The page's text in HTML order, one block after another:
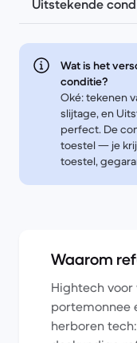
Uitstekende
Wat is het
conditie?
Oké: tekenen
slijtage, en
perfect. De
toestel — je
toestel,
Waarom
Hightech
portemonnee
herboren